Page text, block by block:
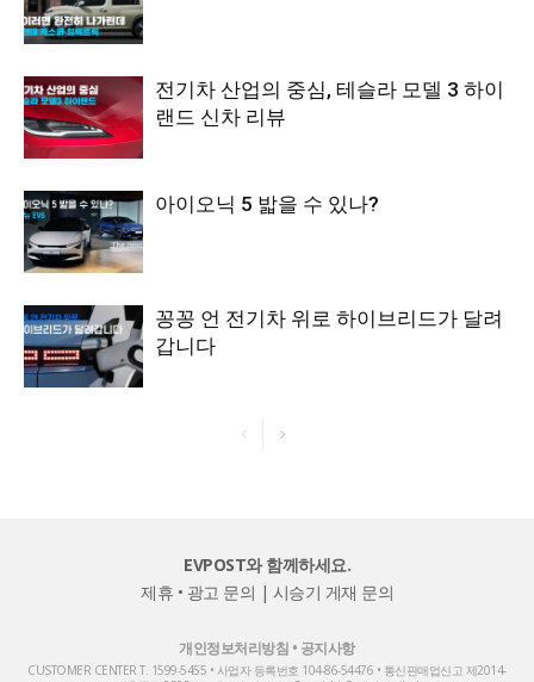
전기차 산업의 중심, 테슬라 모델 3 하이
랜드 신차 리뷰
아이오닉 5 밟을 수 있나?
꽁꽁 언 전기차 위로 하이브리드가 달려
갑니다
EVPOST와 함께하세요.
제휴 • 광고 문의 | 시승기 게재 문의
개인정보처리방침 • 공지사항
CUSTOMER CENTER T. 1599-5455 • 사업자 등록번호 104-86-54476 • 통신판매업신고 제2014-